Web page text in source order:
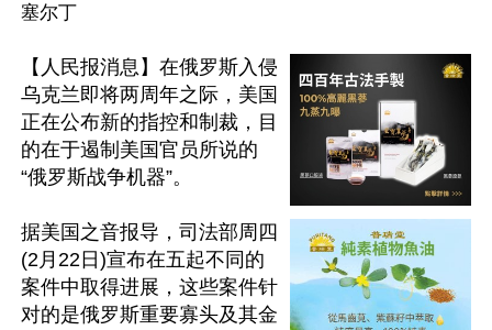
塞尔丁
【人民报消息】在俄罗斯入侵
乌克兰即将两周年之际，美国
正在公布新的指控和制裁，目
的在于遏制美国官员所说的
“俄罗斯战争机器”。
据美国之音报导，司法部周四
(2月22日)宣布在五起不同的
案件中取得进展，这些案件针
对的是俄罗斯重要寡头及其金